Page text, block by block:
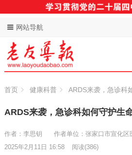
网站导航
首页 健康科普 ARDS来袭，急诊科
ARDS来袭，急诊科如何守护生
作者：李思钥
作者单位：张家口市宣化区
2025年2月11日 16:58
阅读(386)